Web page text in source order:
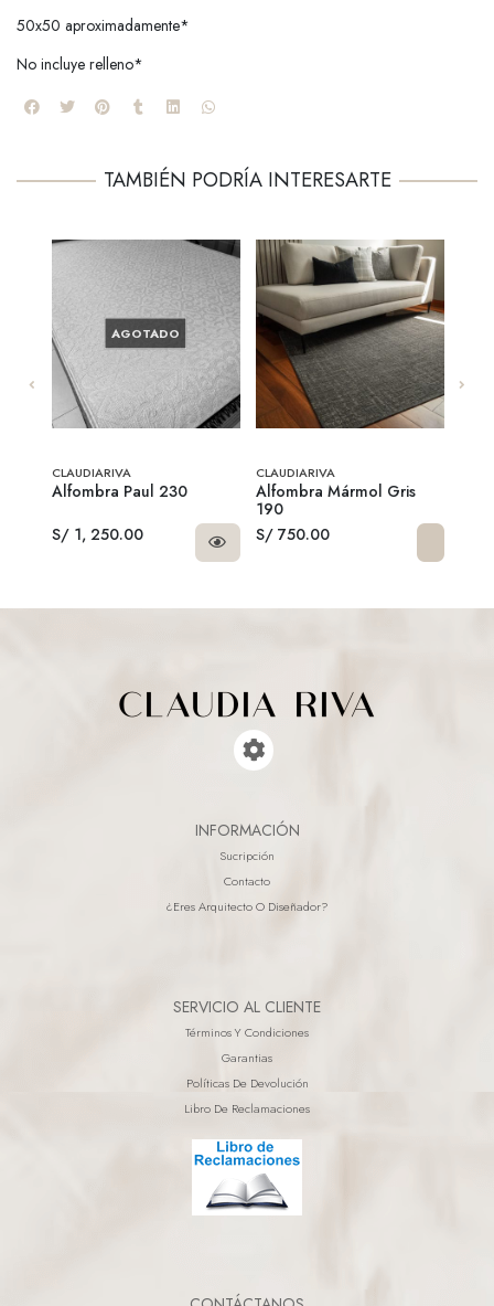
50x50 aproximadamente*
No incluye relleno*
TAMBIÉN PODRÍA INTERESARTE
AGOTADO
CLAUDIARIVA
Alfombra Paul 230
S/ 1, 250.00
CLAUDIARIVA
Alfombra Mármol Gris
190
S/ 750.00
INFORMACIÓN
Sucripción
Contacto
¿eres Arquitecto O Diseñador?
SERVICIO AL CLIENTE
Términos Y Condiciones
Garantias
Políticas De Devolución
Libro De Reclamaciones